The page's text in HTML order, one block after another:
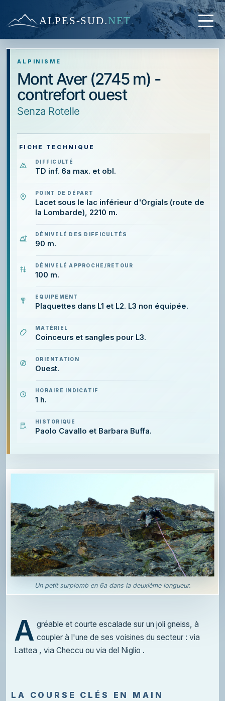
ALPES-SUD.NET
ALPINISME
Mont Aver (2745 m) -
contrefort ouest
Senza Rotelle
FICHE TECHNIQUE
DIFFICULTÉ
TD inf. 6a max. et obl.
POINT DE DÉPART
Lacet sous le lac inférieur d'Orgials (route de
la Lombarde), 2210 m.
DÉNIVELÉ DES DIFFICULTÉS
90 m.
DÉNIVELÉ APPROCHE/RETOUR
100 m.
EQUIPEMENT
Plaquettes dans L1 et L2. L3 non équipée.
MATÉRIEL
Coinceurs et sangles pour L3.
ORIENTATION
Ouest.
HORAIRE INDICATIF
1 h.
HISTORIQUE
Paolo Cavallo et Barbara Buffa.
Un petit surplomb en 6a dans la deuxième longueur.
A gréable et courte escalade sur un joli gneiss, à
coupler à l'une de ses voisines du secteur : via
Lattea , via Checcu ou via del Niglio .
LA COURSE CLÉS EN MAIN